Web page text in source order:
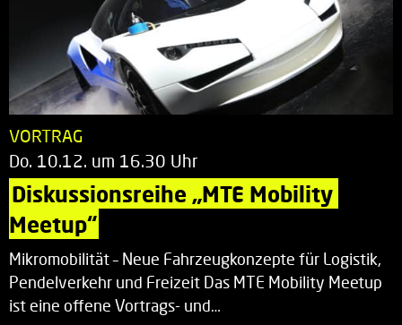
VORTRAG
Do. 10.12. um 16.30 Uhr
Diskussionsreihe „MTE Mobility
Meetup“
Mikromobilität – Neue Fahrzeugkonzepte für Logistik,
Pendelverkehr und Freizeit Das MTE Mobility Meetup
ist eine offene Vortrags- und…